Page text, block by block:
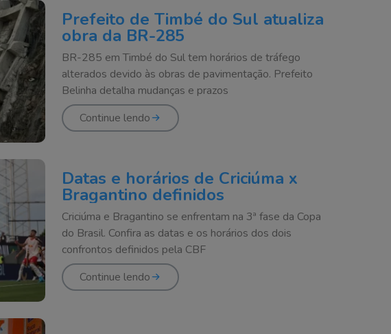
Prefeito de Timbé do Sul atualiza
obra da BR-285
BR-285 em Timbé do Sul tem horários de tráfego
alterados devido às obras de pavimentação. Prefeito
Belinha detalha mudanças e prazos
Continue lendo
Datas e horários de Criciúma x
Bragantino definidos
Criciúma e Bragantino se enfrentam na 3ª fase da Copa
do Brasil. Confira as datas e os horários dos dois
confrontos definidos pela CBF
Continue lendo